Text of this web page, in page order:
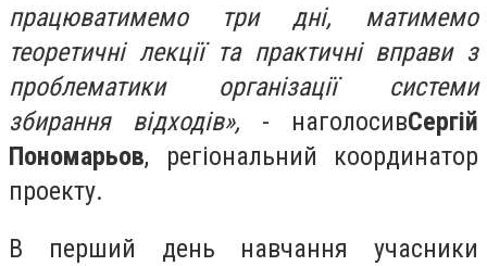
працюватимемо три дні, матимемо
теоретичні лекції та практичні вправи з
проблематики організації системи
збирання відходів», - наголосивСергій
Пономарьов, регіональний координатор
проекту.
В перший день навчання учасники